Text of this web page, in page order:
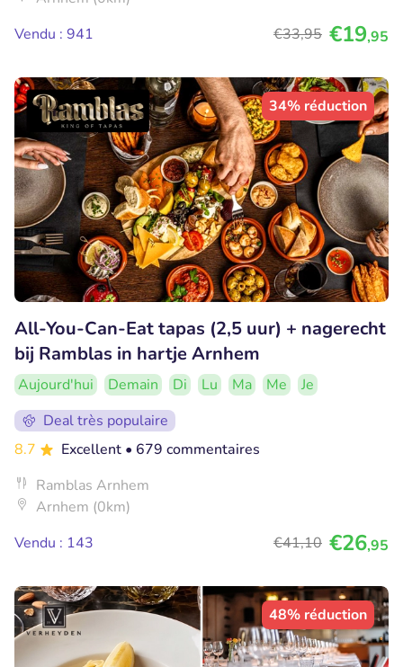
Vendu : 941
€33,95 €19,95
34% réduction
All-You-Can-Eat tapas (2,5 uur) + nagerecht
bij Ramblas in hartje Arnhem
Aujourd'hui Demain Di Lu Ma Me
Je
Deal très populaire
8.7
Excellent • 679 commentaires
Ramblas Arnhem
Arnhem (0km)
Vendu : 143
€41,10 €26,95
48% réduction